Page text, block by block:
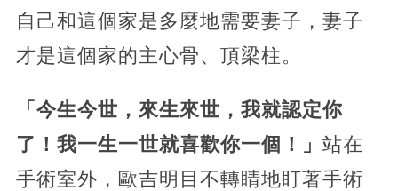
自己和這個家是多麼地需要妻子，妻子
才是這個家的主心骨、頂梁柱。
「今生今世，來生來世，我就認定你
了！我一生一世就喜歡你一個！」 站在
手術室外，歐吉明目不轉睛地盯著手術